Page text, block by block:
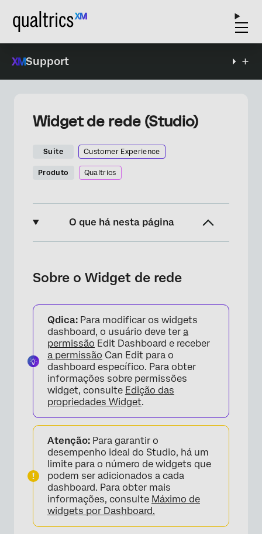
Support
Widget de rede (Studio)
Suite Customer Experience
Produto Qualtrics
O que há nesta página
Adição de um Widget de rede
Sobre o Widget de rede
Qdica: Para modificar os widgets
dashboard, o usuário deve ter a
permissão Edit Dashboard e receber
a permissão Can Edit para o
dashboard específico. Para obter
informações sobre permissões
widget, consulte Edição das
propriedades Widget.
Atenção: Para garantir o
desempenho ideal do Studio, há um
limite para o número de widgets que
podem ser adicionados a cada
dashboard. Para obter mais
informações, consulte Máximo de
widgets por Dashboard.